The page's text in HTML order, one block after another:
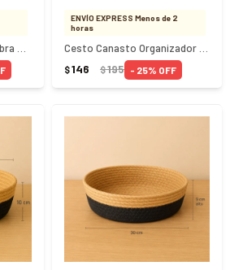
ENVÍO EXPRESS Menos de 2
horas
$146 $195 25